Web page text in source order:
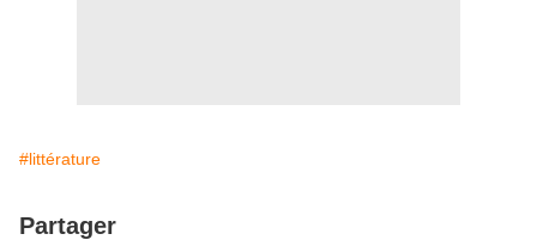
#littérature
Partager